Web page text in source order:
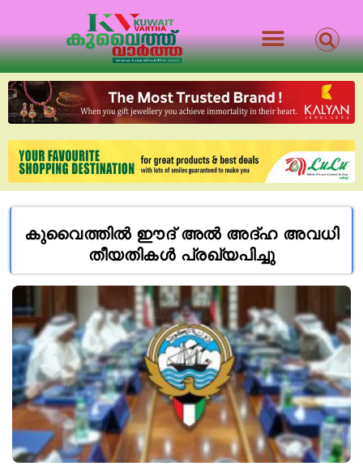
കുവൈത്തിൽ ഈദ് അൽ അദ്ഹ അവധി
തീയതികൾ പ്രഖ്യപിച്ചു